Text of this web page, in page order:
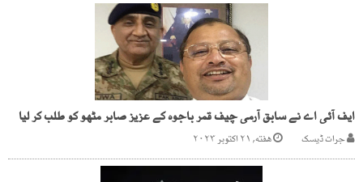
ایف آئی اے نے سابق آرمی چیف قمر باجوہ کے عزیز صابر مٹھو کو طلب کر لیا
جرات ڈیسک هفته, ۲۱ اکتوبر ۲۰۲۳